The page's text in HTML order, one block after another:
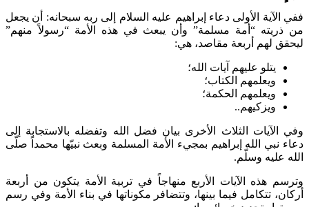
الأولى دعاء إبراهيم عليه السلام إلى ربه سبحانه: أن يجعل
“أمة مسلمة” وأن يبعث في هذه الأمة “رسولاً منهم”
لهم أربعة مقاصد، هي:
يتلو عليهم آيات الله؛
ويعلمهم الكتاب؛
ويعلمهم الحكمة؛
ويزكيهم..
الثلاث الأخرى بيان فضل الله وتفضله بالاستجابة إلى
نبي الله إبراهيم بمجيء الأمة المسلمة وبعث نبيّها محمداً صلّى
عليه وسلّم.
هذه الآيات الأربع منهاجاً في تربية الأمة يتكون من أربعة
تتكامل فيما بينها، وتتضافر مكوناتها في بناء الأمة وفي رسم